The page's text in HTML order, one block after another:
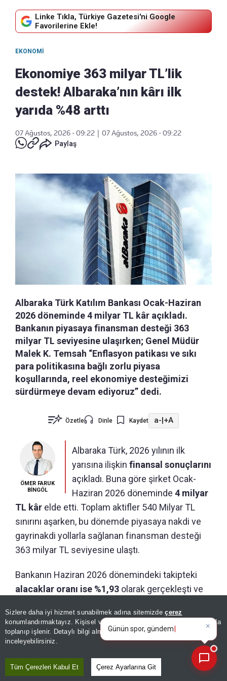
Sizlere daha iyi hizmet sunabilmek adına sitemizdeçerez
konumlandırmaktayız. Kişisel verileriniz, KVKK ve GDPR kapsamında
toplanıp işlenir. Detaylı bilgi almak içinAydınlatma Metnimizi
inceleyebilirsiniz.
Tüm Çerezleri Kabul Et Çerez Ayarlarına Git
Linke Tıkla, Türkiye Gazetesi'ni Google
Favorilerine Ekle!
EKONOMI
Ekonomiye 363 milyar TL’lik
destek! Albaraka’nın kârı ilk
yarıda %48 arttı
07 Ağustos, 2026 - 09:22
07 Ağustos, 2026 - 09:22
Paylaş
Albaraka Türk Katılım Bankası Ocak-Haziran
2026 döneminde 4 milyar TL kâr açıkladı.
Bankanın piyasaya finansman desteği 363
milyar TL seviyesine ulaşırken; Genel Müdür
Malek K. Temsah “Enflasyon patikası ve sıkı
para politikasına bağlı zorlu piyasa
koşullarında, reel ekonomiye desteğimizi
sürdürmeye devam ediyoruz” dedi.
Özetle Dinle Kaydet a-|+A
ÖMER FARUK
BİNGÖL
Albaraka Türk, 2026 yılının ilk
yarısına ilişkin finansal sonuçlarını
açıkladı. Buna göre şirket Ocak-
Haziran 2026 döneminde 4 milyar
TL kâr elde etti. Toplam aktifler 540 Milyar TL
sınırını aşarken, bu dönemde piyasaya nakdi ve
gayrinakdi yollarla sağlanan finansman desteği
363 milyar TL seviyesine ulaştı.
Bankanın Haziran 2026 dönemindeki takipteki
alacaklar oranı ise %1,93 olarak gerçekleşti ve
kalitesini gösterdi. Sermaye yeterlilik oranı ise
%17,05 seviyesinde gerçekleşti.
Katılma ve özel cari hesaplar aracılığıyla toplanan
fonların büyüklüğü 330 milyar TL’ye yükseldi.
Günün spor, gündem ve
ekonomi gelişmelerini analiz
edi|